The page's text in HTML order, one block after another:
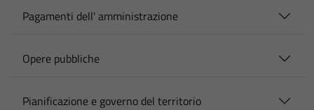
Pagamenti dell' amministrazione
Opere pubbliche
Pianificazione e governo del territorio